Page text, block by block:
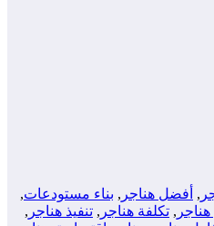
, أفضل هناجر , بناء مستودعات,
, تكلفة هناجر , تنفيذ هناجر ,